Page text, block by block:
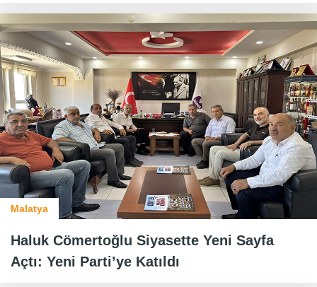
Malatya
Haluk Cömertoğlu Siyasette Yeni Sayfa
Açtı: Yeni Parti’ye Katıldı